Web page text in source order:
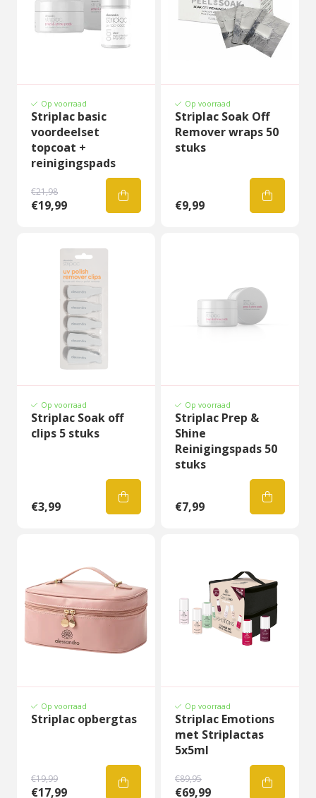
Op voorraad
Striplac basic
voordeelset
topcoat +
reinigingspads
€21,98
€19,99
Op voorraad
Striplac Soak Off
Remover wraps 50
stuks
€9,99
Op voorraad
Striplac Soak off
clips 5 stuks
€3,99
Op voorraad
Striplac Prep &
Shine
Reinigingspads 50
stuks
€7,99
Op voorraad
Striplac opbergtas
€19,99
€17,99
Op voorraad
Striplac Emotions
met Striplactas
5x5ml
€89,95
€69,99